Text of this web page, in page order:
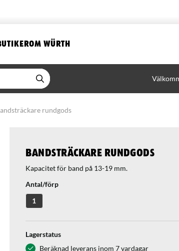
OM WÜRTH
rundgods
Bandsträckare rundgods
Kapacitet för band på 13-19 mm.
Antal/förp
1
Lagerstatus
Beräknad leverans inom 7 vardagar